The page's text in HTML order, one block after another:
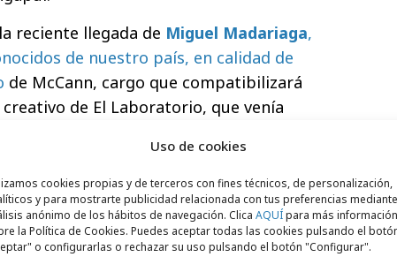
Uso de cookies
cookies propias y de terceros con fines técnicos, de personalización,
y para mostrarte publicidad relacionada con tus preferencias
anónimo de los hábitos de navegación. Clica AQUÍpara más información
la Política de Cookies. Puedes aceptar todas las cookies pulsando el
o configurarlas o rechazar su uso pulsando el botón "Configurar".
reciente llegada de Miguel Madariaga,
de nuestro país, en calidad de
de McCann, cargo que compatibilizará
de El Laboratorio, que venía
de McCann yChief Creative Integration
. “El objetivo de esta reorganización
que ya había en el grupo, dándole